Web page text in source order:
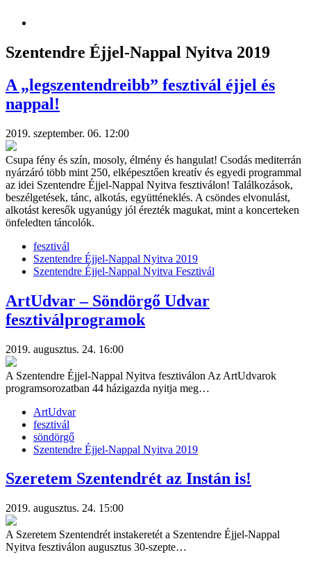
Szentendre Éjjel-Nappal Nyitva 2019
A „legszentendreibb” fesztivál éjjel és
nappal!
2019. szeptember. 06. 12:00
Csupa fény és szín, mosoly, élmény és hangulat! Csodás mediterrán
nyárzáró több mint 250, elképesztően kreatív és egyedi programmal
az idei Szentendre Éjjel-Nappal Nyitva fesztiválon! Találkozások,
beszélgetések, tánc, alkotás, együtténeklés. A csöndes elvonulást,
alkotást keresők ugyanúgy jól érezték magukat, mint a koncerteken
önfeledten táncolók.
fesztivál
Szentendre Éjjel-Nappal Nyitva 2019
Szentendre Éjjel-Nappal Nyitva Fesztivál
ArtUdvar – Söndörgő Udvar
fesztiválprogramok
2019. augusztus. 24. 16:00
A Szentendre Éjjel-Nappal Nyitva fesztiválon Az ArtUdvarok
programsorozatban 44 házigazda nyitja meg…
ArtUdvar
fesztivál
söndörgő
Szentendre Éjjel-Nappal Nyitva 2019
Szeretem Szentendrét az Instán is!
2019. augusztus. 24. 15:00
A Szeretem Szentendrét instakeretét a Szentendre Éjjel-Nappal
Nyitva fesztiválon augusztus 30-szepte…